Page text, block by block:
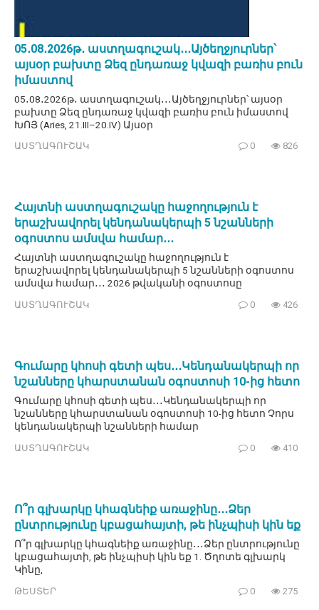
05․08․2026թ․ աստղագուշակ․․․Այծեղջյուրներ՝
այսօր բախտը Ձեզ ընդառաջ կվազի բառիս բուն
իմաստով
05․08․2026թ․ աստղագուշակ․․․Այծեղջյուրներ՝ այսօր
բախտը Ձեզ ընդառաջ կվազի բառիս բուն իմաստով
ԽՈՅ (Aries, 21.III–20.IV) Այսօր
ԱՍՏՂԱԳՈՒՇԱԿ 0 826
Հայտնի աստղագուշակը հաջողություն է
երաշխավորել կենդանակերպի 5 նշանների
օգոստոս ամսվա համար․․․
Հայտնի աստղագուշակը հաջողություն է
երաշխավորել կենդանակերպի 5 նշանների օգոստոս
ամսվա համար․․․ 2026 թվականի օգոստոսը
ԱՍՏՂԱԳՈՒՇԱԿ 0 426
Գումարը կհոսի գետի պես․․․Կենդանակերպի որ
նշանները կհարստանան օգոստոսի 10-ից հետո
Գումարը կհոսի գետի պես․․․Կենդանակերպի որ
նշանները կհարստանան օգոստոսի 10-ից հետո Չորս
կենդանակերպի նշանների համար
ԱՍՏՂԱԳՈՒՇԱԿ 0 410
Ո՞ր գլխարկը կհագնեիք առաջինը․․․Ձեր
ընտրությունը կբացահայտի, թե ինչպիսի կին եք
Ո՞ր գլխարկը կհագնեիք առաջինը․․․Ձեր ընտրությունը
կբացահայտի, թե ինչպիսի կին եք 1. Ծղոտե գլխարկ
Կինը,
ԹԵՍՏԵՐ 0 275